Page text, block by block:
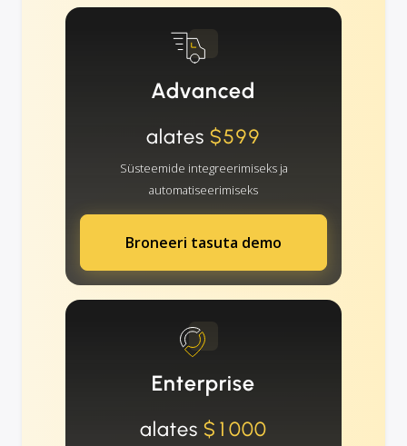
Advanced
alates $599
Süsteemide integreerimiseks ja
automatiseerimiseks
Broneeri tasuta demo
Enterprise
alates $1000